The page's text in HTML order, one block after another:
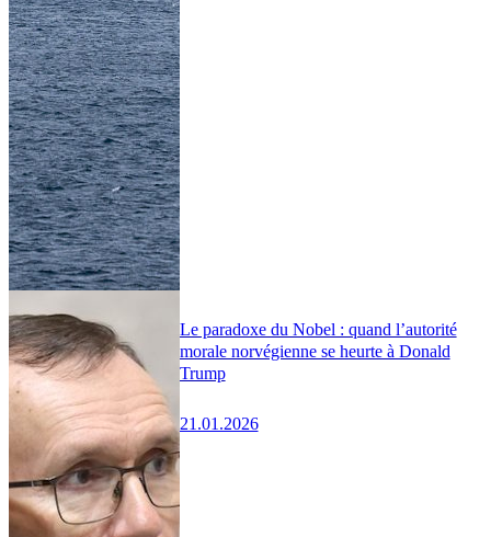
Le paradoxe du Nobel : quand l’autorité
morale norvégienne se heurte à Donald
Trump
21.01.2026